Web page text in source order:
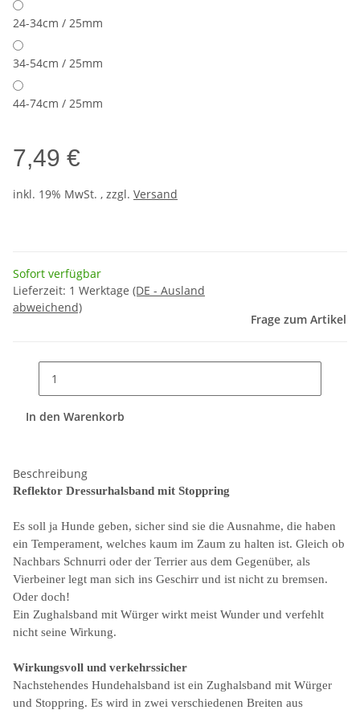
24-34cm / 25mm
34-54cm / 25mm
44-74cm / 25mm
7,49 €
inkl. 19% MwSt. , zzgl. Versand
Sofort verfügbar
Lieferzeit: 1 Werktage (DE - Ausland
abweichend)
Frage zum Artikel
In den Warenkorb
Beschreibung
Reflektor Dressurhalsband mit Stoppring
Es soll ja Hunde geben, sicher sind sie die Ausnahme, die haben
ein Temperament, welches kaum im Zaum zu halten ist. Gleich ob
Nachbars Schnurri oder der Terrier aus dem Gegenüber, als
Vierbeiner legt man sich ins Geschirr und ist nicht zu bremsen.
Oder doch!
Ein Zughalsband mit Würger wirkt meist Wunder und verfehlt
nicht seine Wirkung.
Wirkungsvoll und verkehrssicher
Nachstehendes Hundehalsband ist ein Zughalsband mit Würger
und Stoppring. Es wird in zwei verschiedenen Breiten aus